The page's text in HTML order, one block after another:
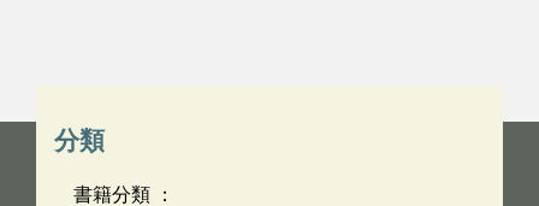
分類
書籍分類 ：